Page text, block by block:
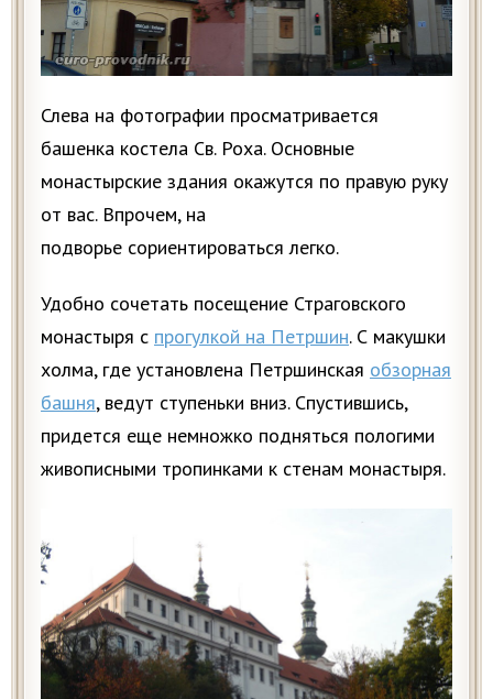
Слева на фотографии просматривается
башенка костела Св. Роха. Основные
монастырские здания окажутся по правую руку
от вас. Впрочем, на
подворье сориентироваться легко.
Удобно сочетать посещение Страговского
монастыря с прогулкой на Петршин. С макушки
холма, где установлена Петршинская обзорная
башня, ведут ступеньки вниз. Спустившись,
придется еще немножко подняться пологими
живописными тропинками к стенам монастыря.